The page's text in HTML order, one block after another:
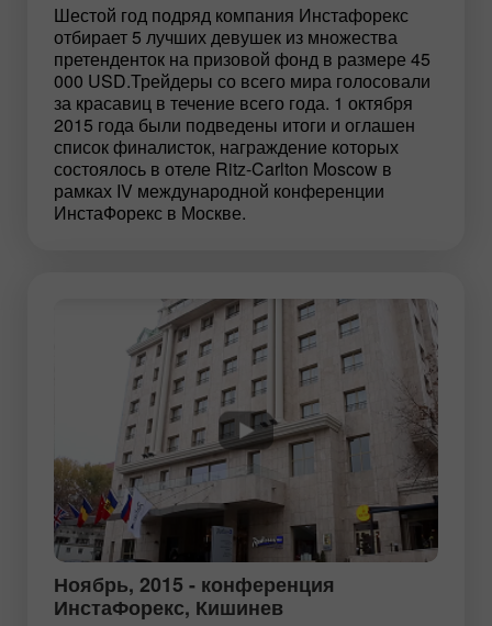
Шестой год подряд компания Инстафорекс
отбирает 5 лучших девушек из множества
претенденток на призовой фонд в размере 45
000 USD.Трейдеры со всего мира голосовали
за красавиц в течение всего года. 1 октября
2015 года были подведены итоги и оглашен
список финалисток, награждение которых
состоялось в отеле Ritz-Carlton Moscow в
рамках IV международной конференции
ИнстаФорекс в Москве.
Ноябрь, 2015 - конференция
ИнстаФорекс, Кишинев